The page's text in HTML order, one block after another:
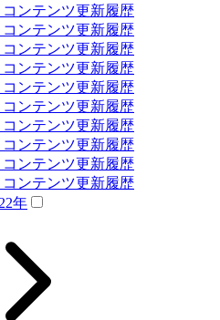
コンテンツ更新履歴
コンテンツ更新履歴
コンテンツ更新履歴
コンテンツ更新履歴
コンテンツ更新履歴
コンテンツ更新履歴
コンテンツ更新履歴
コンテンツ更新履歴
コンテンツ更新履歴
コンテンツ更新履歴
年